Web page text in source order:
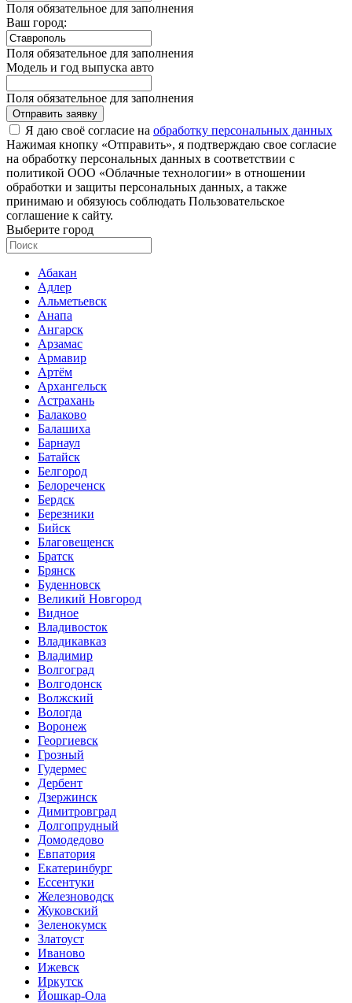
Поля обязательное для заполнения
Ваш город:
Поля обязательное для заполнения
Модель и год выпуска авто
Поля обязательное для заполнения
Отправить заявку
Я даю своё согласие на обработку персональных данных
Нажимая кнопку «Отправить», я подтверждаю свое согласие
на обработку персональных данных в соответствии с
политикой ООО «Облачные технологии» в отношении
обработки и защиты персональных данных, а также
принимаю и обязуюсь соблюдать Пользовательское
соглашение к сайту.
Выберите город
Абакан
Адлер
Альметьевск
Анапа
Ангарск
Арзамас
Армавир
Артём
Архангельск
Астрахань
Балаково
Балашиха
Барнаул
Батайск
Белгород
Белореченск
Бердск
Березники
Бийск
Благовещенск
Братск
Брянск
Буденновск
Великий Новгород
Видное
Владивосток
Владикавказ
Владимир
Волгоград
Волгодонск
Волжский
Вологда
Воронеж
Георгиевск
Грозный
Гудермес
Дербент
Дзержинск
Димитровград
Долгопрудный
Домодедово
Евпатория
Екатеринбург
Ессентуки
Железноводск
Жуковский
Зеленокумск
Златоуст
Иваново
Ижевск
Иркутск
Йошкар-Ола